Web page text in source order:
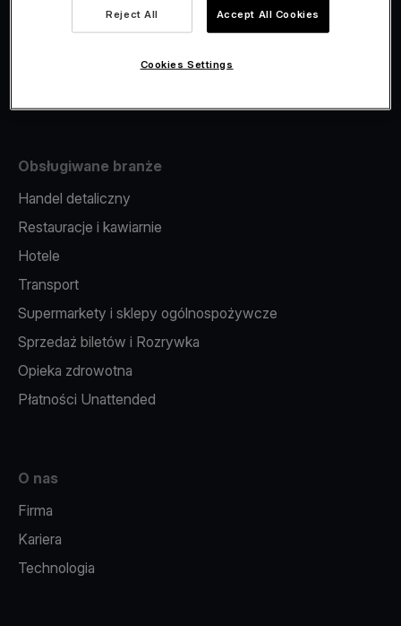
Fiskalizacja
Obsługiwane branże
Handel detaliczny
Restauracje i kawiarnie
Hotele
Transport
Supermarkety i sklepy ogólnospożywcze
Sprzedaż biletów i Rozrywka
Opieka zdrowotna
Płatności Unattended
O nas
Firma
Kariera
Technologia
Reject All Accept All Cookies
Cookies Settings